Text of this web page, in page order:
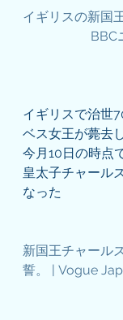
イギリスの新国
BBC
イギリスで治世
ベス女王が薨去
今月10日の時点
皇太子チャール
なった
新国王チャール
誓。 | Vogue